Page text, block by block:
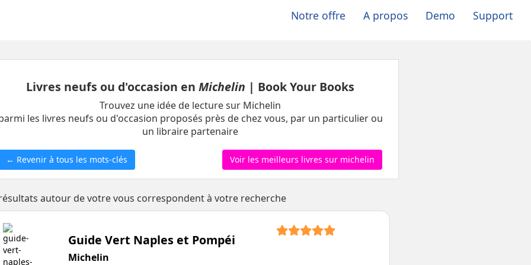
Notre offre A propos Demo Support
Livres neufs ou d'occasion enMichelin | Book Your Books
Trouvez une idée de lecture sur Michelin
les livres neufs ou d'occasion proposés près de chez vous, par un particulier ou
un libraire partenaire
Voir les meilleurs livres sur michelin
← Revenir à tous les mots-clés
autour de votre vous correspondent à votre recherche
Guide Vert Naples et Pompéi
Michelin